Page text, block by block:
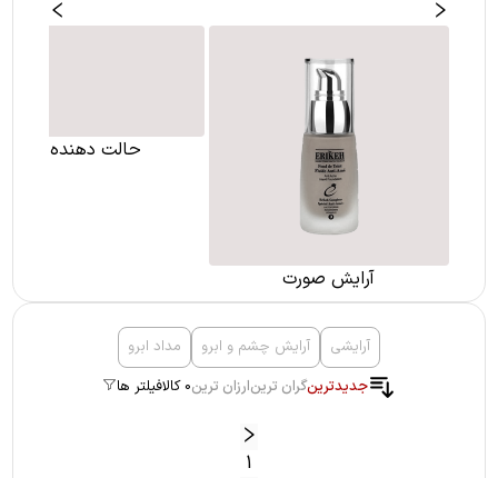
آرایش صورت
آرایشی آرایش چشم و ابرو
مداد ابرو
جدیدترینگران ترینارزان ترین0 کالا فیلتر ها
1